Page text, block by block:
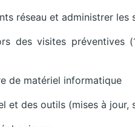
réseau et administrer les
des visites
de matériel informatique
et des outils (mises à jour,